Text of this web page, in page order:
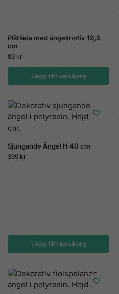
Plåtlåda med ängelmotiv 19,5
cm
89 kr
Lägg till i varukorg
Sjungande Ängel H 40 cm
399 kr
Lägg till i varukorg